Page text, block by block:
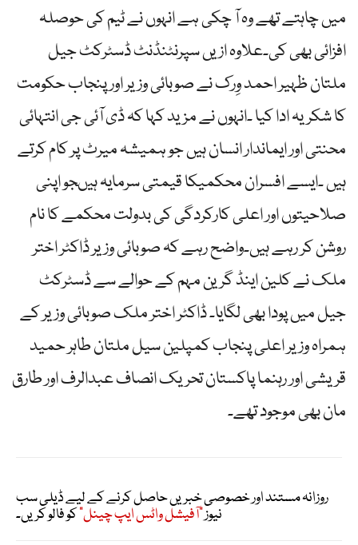
میں چاہتے تھے وہ آ چکی ہے انہوں نے ٹیم کی حوصلہ
افزائی بھی کی۔علاوہ ازیں سپرنٹنڈنٹ ڈسٹرکٹ جیل
ملتان ظہیر احمد وِرک نے صوبائی وزیر اورپنجاب حکومت
کا شکریہ ادا کیا ۔انہوں نے مزید کہا کہ ڈی آئی جی انتہائی
محنتی اور ایماندار انسان ہیں جو ہمیشہ میرٹ پر کام کرتے
ہیں ۔ایسے افسران محکمیکا قیمتی سرمایہ ہیںجو اپنی
صلاحیتوں اور اعلی کارکردگی کی بدولت محکمے کا نام
روشن کر رہے ہیں۔واضح رہے کہ صوبائی وزیر ڈاکٹر اختر
ملک نے کلین اینڈ گرین مہم کے حوالے سے ڈسٹرکٹ
جیل میں پودا بھی لگایا۔ ڈاکٹر اختر ملک صوبائی وزیر کے
ہمراہ وزیر اعلی پنجاب کمپلین سیل ملتان طاہر حمید
قریشی اور رہنما پاکستان تحریک انصاف عبدالرف اور طارق
مان بھی موجود تھے۔
روزانہ مستند اور خصوصی خبریں حاصل کرنے کے لیے ڈیلی سب
نیوز"آفیشل واٹس ایپ چینل"کو فالو کریں۔